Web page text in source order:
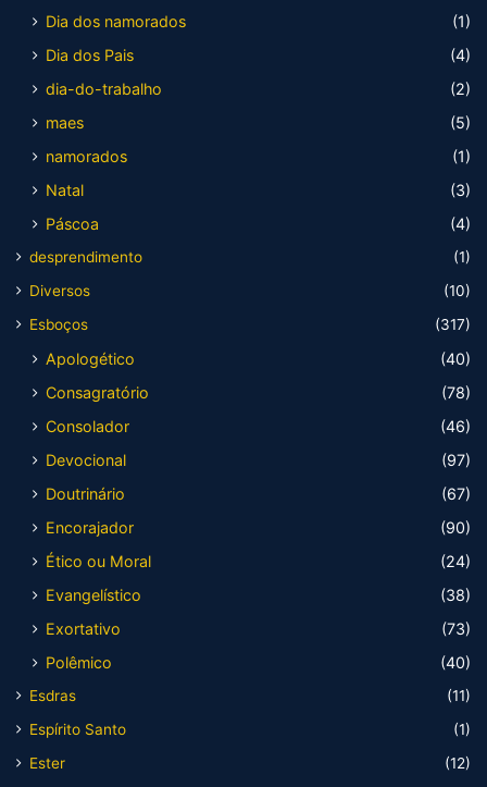
Dia dos namorados
(1)
Dia dos Pais
(4)
dia-do-trabalho
(2)
maes
(5)
namorados
(1)
Natal
(3)
Páscoa
(4)
desprendimento
(1)
Diversos
(10)
Esboços
(317)
Apologético
(40)
Consagratório
(78)
Consolador
(46)
Devocional
(97)
Doutrinário
(67)
Encorajador
(90)
Ético ou Moral
(24)
Evangelístico
(38)
Exortativo
(73)
Polêmico
(40)
Esdras
(11)
Espírito Santo
(1)
Ester
(12)